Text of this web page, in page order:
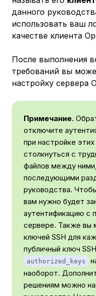
данного
использовать ваш
качестве клиента
После выполнения
требований вы
настройку сервера
Примечание.
отключите
при настройке
столкнуться с
файлов между
последующими
руководства.
вам нужно будет
аутентификацию с
сервере. Также вы
ключей SSH для
публичный ключ
authorized_keys
наоборот.
решениям можно